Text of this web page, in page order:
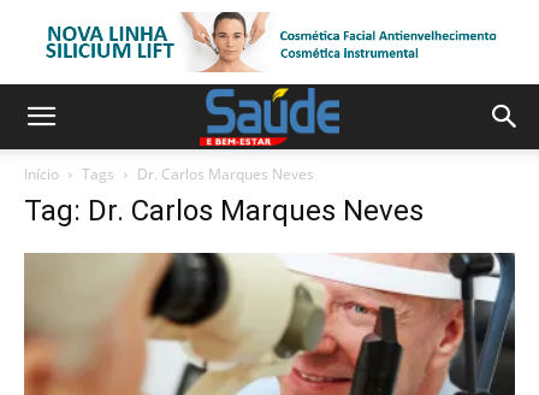
Início Tags Dr. Carlos Marques Neves
Tag: Dr. Carlos Marques Neves